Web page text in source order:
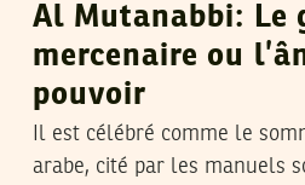
Al Mutanabbi: Le
mercenaire ou
pouvoir
Il est célébré comme le
arabe, cité par les manuels